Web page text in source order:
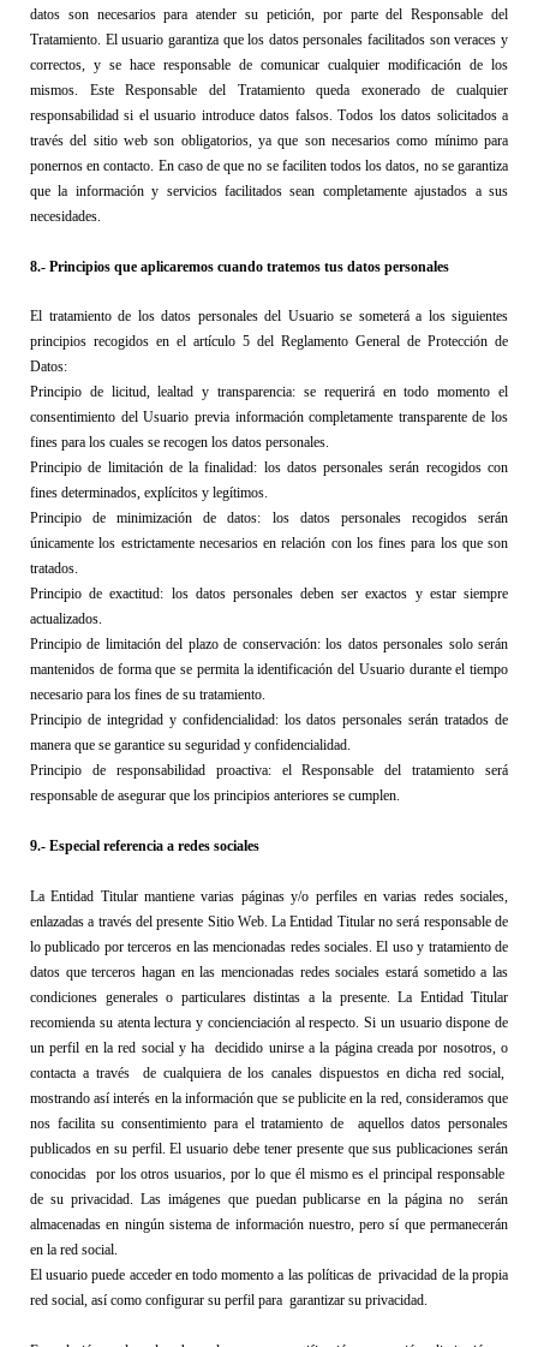
datos son necesarios para atender su petición, por parte del Responsable del
Tratamiento. El usuario garantiza que los datos personales facilitados son veraces y
correctos, y se hace responsable de comunicar cualquier modificación de los
mismos. Este Responsable del Tratamiento queda exonerado de cualquier
responsabilidad si el usuario introduce datos falsos. Todos los datos solicitados a
través del sitio web son obligatorios, ya que son necesarios como mínimo para
ponernos en contacto. En caso de que no se faciliten todos los datos, no se garantiza
que la información y servicios facilitados sean completamente ajustados a sus
necesidades.
8.- Principios que aplicaremos cuando tratemos tus datos personales
El tratamiento de los datos personales del Usuario se someterá a los siguientes
principios recogidos en el artículo 5 del Reglamento General de Protección de
Datos:
Principio de licitud, lealtad y transparencia: se requerirá en todo momento el
consentimiento del Usuario previa información completamente transparente de los
fines para los cuales se recogen los datos personales.
Principio de limitación de la finalidad: los datos personales serán recogidos con
fines determinados, explícitos y legítimos.
Principio de minimización de datos: los datos personales recogidos serán
únicamente los estrictamente necesarios en relación con los fines para los que son
tratados.
Principio de exactitud: los datos personales deben ser exactos y estar siempre
actualizados.
Principio de limitación del plazo de conservación: los datos personales solo serán
mantenidos de forma que se permita la identificación del Usuario durante el tiempo
necesario para los fines de su tratamiento.
Principio de integridad y confidencialidad: los datos personales serán tratados de
manera que se garantice su seguridad y confidencialidad.
Principio de responsabilidad proactiva: el Responsable del tratamiento será
responsable de asegurar que los principios anteriores se cumplen.
9.- Especial referencia a redes sociales
La Entidad Titular mantiene varias páginas y/o perfiles en varias redes sociales,
enlazadas a través del presente Sitio Web. La Entidad Titular no será responsable de
lo publicado por terceros en las mencionadas redes sociales. El uso y tratamiento de
datos que terceros hagan en las mencionadas redes sociales estará sometido a las
condiciones generales o particulares distintas a la presente. La Entidad Titular
recomienda su atenta lectura y concienciación al respecto. Si un usuario dispone de
un perfil en la red social y ha  decidido unirse a la página creada por nosotros, o
contacta a través  de cualquiera de los canales dispuestos en dicha red social,
mostrando así interés en la información que se publicite en la red, consideramos que
nos facilita su consentimiento para el tratamiento de  aquellos datos personales
publicados en su perfil. El usuario debe tener presente que sus publicaciones serán
conocidas  por los otros usuarios, por lo que él mismo es el principal responsable
de su privacidad. Las imágenes que puedan publicarse en la página no  serán
almacenadas en ningún sistema de información nuestro, pero sí que permanecerán
en la red social.
El usuario
red social, así como configurar su perfil para  garantizar su privacidad.